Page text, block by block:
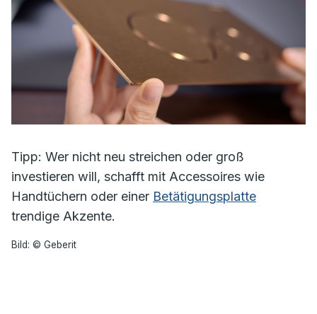
Tipp: Wer nicht neu streichen oder groß
investieren will, schafft mit Accessoires wie
Handtüchern oder einer Betätigungsplatte
trendige Akzente.
Bild: © Geberit